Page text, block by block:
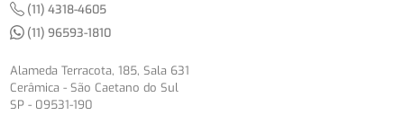
(11) 4318-4605
(11) 96593-1810
Alameda Terracota, 185, Sala 631
Cerâmica - São Caetano do Sul
SP - 09531-190